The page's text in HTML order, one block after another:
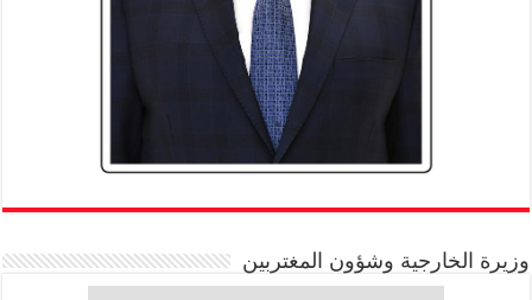
وزيرة الخارجية وشؤون المغتربين